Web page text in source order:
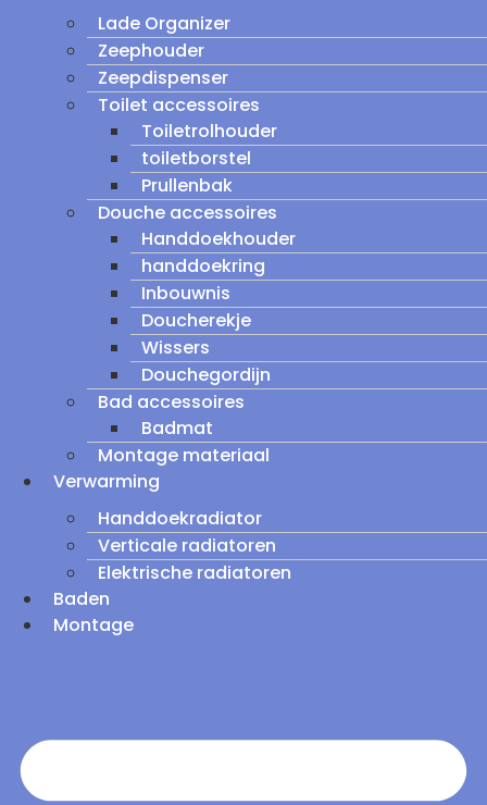
Lade Organizer
Zeephouder
Zeepdispenser
Toilet accessoires
Toiletrolhouder
toiletborstel
Prullenbak
Douche accessoires
Handdoekhouder
handdoekring
Inbouwnis
Doucherekje
Wissers
Douchegordijn
Bad accessoires
Badmat
Montage materiaal
Verwarming
Handdoekradiator
Verticale radiatoren
Elektrische radiatoren
Baden
Montage